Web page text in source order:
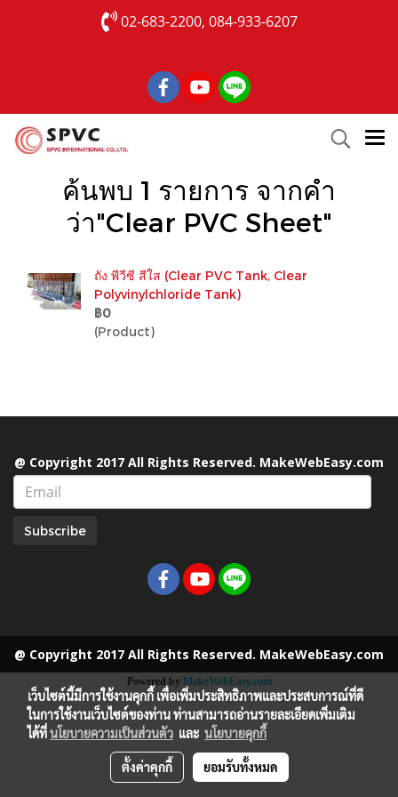
02-683-2200, 084-933-6207
ค้นพบ 1 รายการ จากคำ
ว่า"Clear PVC Sheet"
ถัง พีวีซี สีใส (Clear PVC Tank, Clear
Polyvinylchloride Tank)
฿0
(Product)
@ Copyright 2017 All Rights Reserved. MakeWebEasy.com
Subscribe
@ Copyright 2017 All Rights Reserved. MakeWebEasy.com
Powered by MakeWebEasy.com
เว็บไซต์นี้มีการใช้งานคุกกี้ เพื่อเพิ่มประสิทธิภาพและประสบการณ์ที่ดี
ในการใช้งานเว็บไซต์ของท่าน ท่านสามารถอ่านรายละเอียดเพิ่มเติม
ได้ที่นโยบายความเป็นส่วนตัว และ นโยบายคุกกี้
ตั้งค่าคุกกี้ ยอมรับทั้งหมด